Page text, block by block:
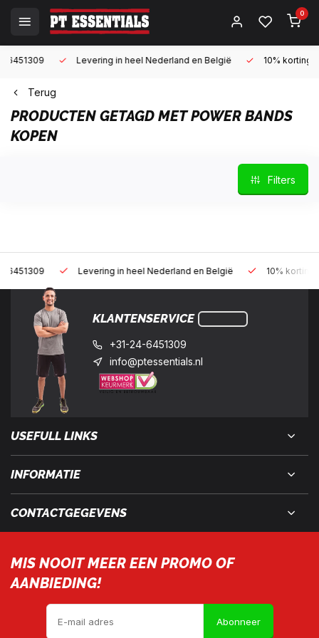
0
Levering in heel Nederland en België 10% korting met een
Terug
PRODUCTEN GETAGD MET POWER BANDS
KOPEN
Filters
Levering in heel Nederland en België 10% korting met
KLANTENSERVICE
+31-24-6451309
info@ptessentials.nl
USEFULL LINKS
INFORMATIE
CONTACTGEGEVENS
MIS NOOIT MEER EEN PROMO OF
AANBIEDING!
Abonneer